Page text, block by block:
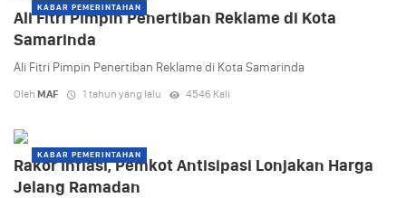
KABAR PEMERINTAHAN
Ali Fitri Pimpin Penertiban Reklame di Kota
Samarinda
Ali Fitri Pimpin Penertiban Reklame di Kota Samarinda
Oleh MAF 1 tahun yang lalu 4546 Kali
KABAR PEMERINTAHAN
Rakor Inflasi, Pemkot Antisipasi Lonjakan Harga
Jelang Ramadan